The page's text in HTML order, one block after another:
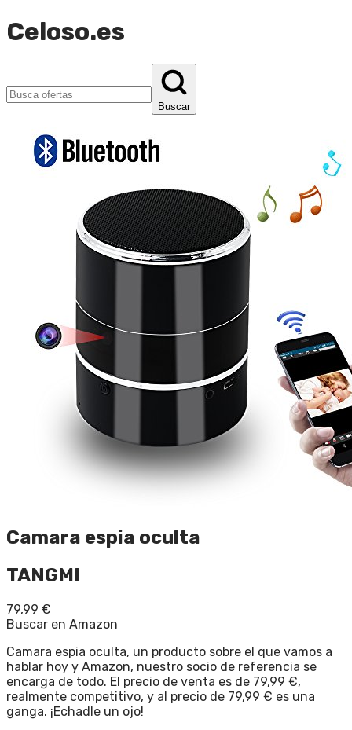
Celoso.es
Buscar
Camara espia oculta
TANGMI
79,99 €
Buscar en Amazon
Camara espia oculta, un producto sobre el que vamos a
hablar hoy y Amazon, nuestro socio de referencia se
encarga de todo. El precio de venta es de 79,99 €,
realmente competitivo, y al precio de 79,99 € es una
ganga. ¡Echadle un ojo!